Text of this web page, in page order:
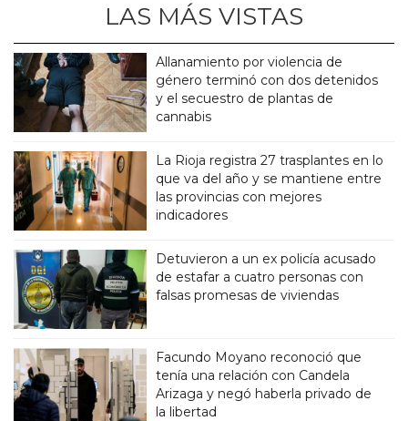
LAS MÁS VISTAS
Allanamiento por violencia de
género terminó con dos detenidos
y el secuestro de plantas de
cannabis
La Rioja registra 27 trasplantes en lo
que va del año y se mantiene entre
las provincias con mejores
indicadores
Detuvieron a un ex policía acusado
de estafar a cuatro personas con
falsas promesas de viviendas
Facundo Moyano reconoció que
tenía una relación con Candela
Arizaga y negó haberla privado de
la libertad